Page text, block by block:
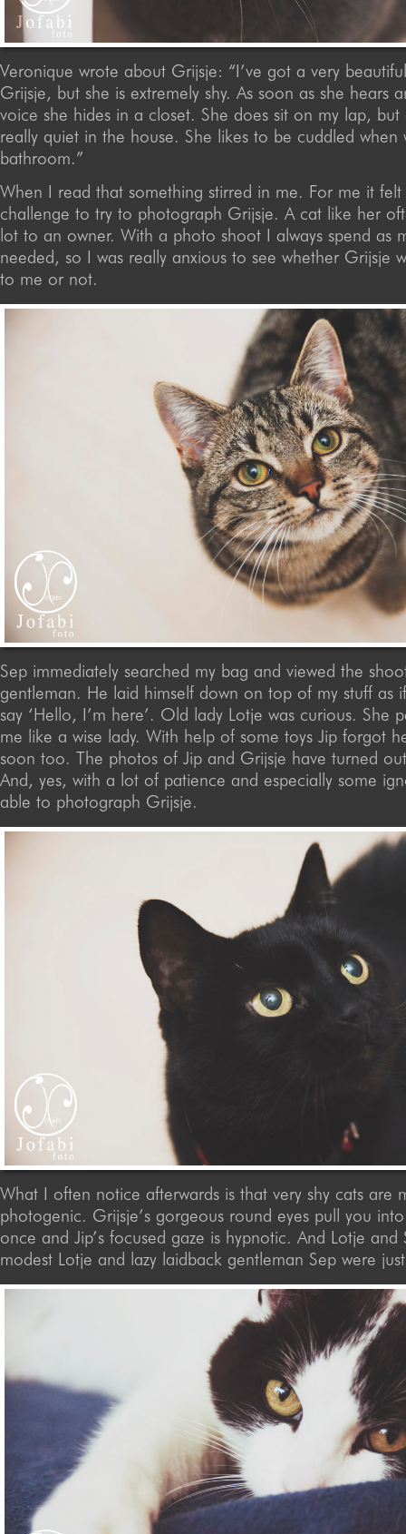
Veronique wrote about Grijsje: “I’ve got a very
Grijsje, but she is extremely shy. As soon as she hears
voice she hides in a closet. She does sit on my lap, but
really quiet in the house. She likes to be cuddled when
bathroom.”
When I read that something stirred in me. For me it
challenge to try to photograph Grijsje. A cat like her
lot to an owner. With a photo shoot I always spend as
needed, so I was really anxious to see whether Grijsje
to me or not.
Sep immediately searched my bag and viewed the
gentleman. He laid himself down on top of my stuff as
say ‘Hello, I’m here’. Old lady Lotje was curious. She
me like a wise lady. With help of some toys Jip forgot
soon too. The photos of Jip and Grijsje have turned
And, yes, with a lot of patience and especially some
able to photograph Grijsje.
What I often notice afterwards is that very shy cats are
photogenic. Grijsje’s gorgeous round eyes pull you
once and Jip’s focused gaze is hypnotic. And Lotje
modest Lotje and lazy laidback gentleman Sep were